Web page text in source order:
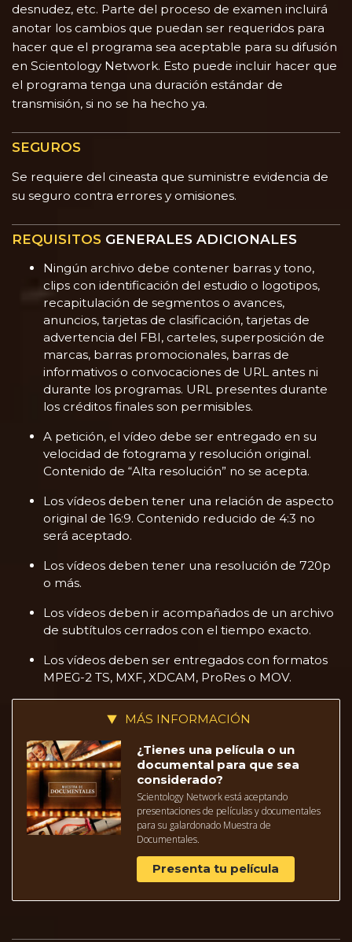
desnudez, etc. Parte del proceso de examen incluirá
anotar los cambios que puedan ser requeridos para
hacer que el programa sea aceptable para su difusión
en Scientology Network. Esto puede incluir hacer que
el programa tenga una duración estándar de
transmisión, si no se ha hecho ya.
SEGUROS
Se requiere del cineasta que suministre evidencia de
su seguro contra errores y omisiones.
REQUISITOS GENERALES ADICIONALES
Ningún archivo debe contener barras y tono,
clips con identificación del estudio o logotipos,
recapitulación de segmentos o avances,
anuncios, tarjetas de clasificación, tarjetas de
advertencia del FBI, carteles, superposición de
marcas, barras promocionales, barras de
informativos o convocaciones de URL antes ni
durante los programas. URL presentes durante
los créditos finales son permisibles.
A petición, el vídeo debe ser entregado en su
velocidad de fotograma y resolución original.
Contenido de “Alta resolución” no se acepta.
Los vídeos deben tener una relación de aspecto
original de 16:9. Contenido reducido de 4:3 no
será aceptado.
Los vídeos deben tener una resolución de 720p
o más.
Los vídeos deben ir acompañados de un archivo
de subtítulos cerrados con el tiempo exacto.
Los vídeos deben ser entregados con formatos
MPEG-2 TS, MXF, XDCAM, ProRes o MOV.
MÁS INFORMACIÓN
¿Tienes una película o un
documental para que sea
considerado?
Scientology Network está aceptando
presentaciones de películas y documentales
para su galardonado Muestra de
Documentales.
Presenta tu película